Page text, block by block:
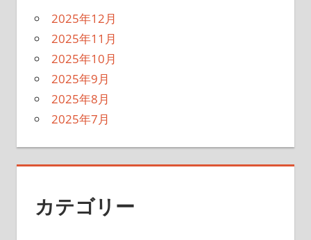
2025年12月
2025年11月
2025年10月
2025年9月
2025年8月
2025年7月
カテゴリー